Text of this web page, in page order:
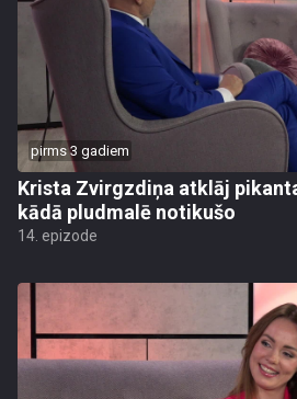
pirms 3 gadiem
Krista Zvirgzdiņa atklāj
kādā pludmalē notikušo
14. epizode